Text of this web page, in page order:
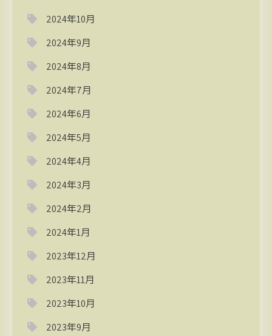
2024年10月
2024年9月
2024年8月
2024年7月
2024年6月
2024年5月
2024年4月
2024年3月
2024年2月
2024年1月
2023年12月
2023年11月
2023年10月
2023年9月